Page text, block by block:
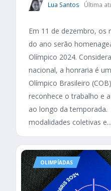
Lua Santos Última
Em 11 de dezembro, os
do ano serão
Olímpico 2024.
nacional, a honraria é
Olímpico Brasileiro
reconhece o trabalho e
ao longo da
modalidades coletivas e...
OLIMPÍADAS